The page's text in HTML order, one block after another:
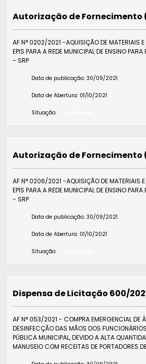
Autorização de Fornecimento
AF N° 0202/2021 -AQUISIÇÃO DE MATERIAIS E
EPIS PARA A REDE MUNICIPAL DE ENSINO
- SRP
Data de publicação: 30/09/2021
Data de Abertura: 01/10/2021
Situação:
Autorização de Fornecimento
AF N° 0206/2021 -AQUISIÇÃO DE MATERIAIS E
EPIS PARA A REDE MUNICIPAL DE ENSINO
- SRP
Data de publicação: 30/09/2021
Data de Abertura: 01/10/2021
Situação:
Dispensa de Licitação 600/
AF N° 053/2021 - COMPRA EMERGENCIAL DE
DESINFECÇÃO DAS MÃOS DOS
PÚBLICA MUNICIPAL, DEVIDO A ALTA
MANUSEIO COM RECEITAS DE PORTADORES